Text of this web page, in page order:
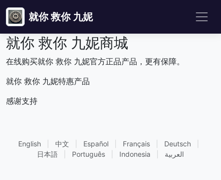
就你 救你 九妮
就你 救你 九妮商城
在线购买就你 救你 九妮官方正品产品，更有保障。
就你 救你 九妮特惠产品
感谢支持
English 中文 Español Français Deutsch
日本語
Português Indonesia العربية